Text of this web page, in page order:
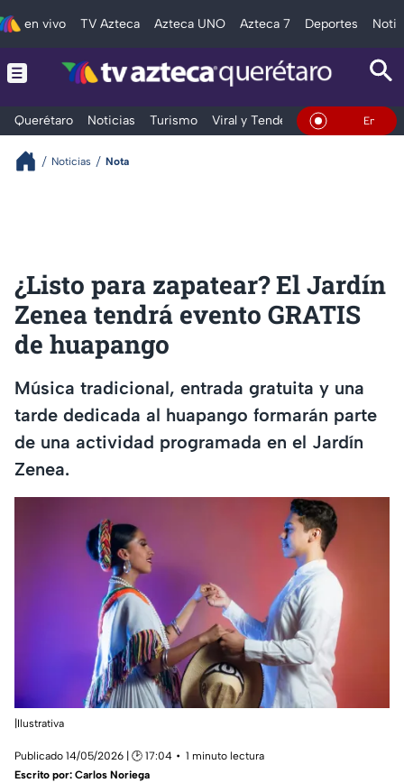
en vivo TV Azteca Azteca UNO Azteca 7 Deportes
Querétaro Noticias Turismo Viral y Tendencia Clima En Vivo
Noticias Nota
¿Listo para zapatear? El Jardín
Zenea tendrá evento GRATIS
de huapango
Música tradicional, entrada gratuita y una
tarde dedicada al huapango formarán parte
de una actividad programada en el Jardín
Zenea.
|Ilustrativa
Publicado 14/05/2026 | 🕑 17:04
1 minuto lectura
Escrito por: Carlos Noriega